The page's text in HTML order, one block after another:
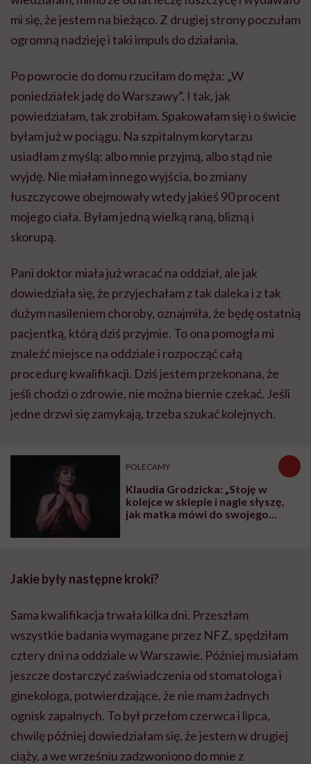
mi się, że jestem na bieżąco. Z drugiej strony poczułam
ogromną nadzieję i taki impuls do działania.
Po powrocie do domu rzuciłam do męża: „W
poniedziałek jadę do Warszawy”. I tak, jak
powiedziałam, tak zrobiłam. Spakowałam się i o świcie
byłam już w pociągu. Na szpitalnym korytarzu
usiadłam z myślą: albo mnie przyjmą, albo stąd nie
wyjdę. Nie miałam innego wyjścia, bo zmiany
łuszczycowe obejmowały wtedy jakieś 90 procent
mojego ciała. Byłam jedną wielką raną, blizną i
skorupą.
Pani doktor miała już wracać na oddział, ale jak
dowiedziała się, że przyjechałam z tak daleka i z tak
dużym nasileniem choroby, oznajmiła, że będę ostatnią
pacjentką, którą dziś przyjmie. To ona pomogła mi
znaleźć miejsce na oddziale i rozpocząć całą
procedurę kwalifikacji. Dziś jestem przekonana, że
jeśli chodzi o zdrowie, nie można biernie czekać. Jeśli
jedne drzwi się zamykają, trzeba szukać kolejnych.
POLECAMY
Klaudia Grodzicka: „Stoję w
kolejce w sklepie i nagle słyszę,
jak matka mówi do swojego
Jakie były następne kroki?
Sama kwalifikacja trwała kilka dni. Przeszłam
wszystkie badania wymagane przez NFZ, spędziłam
cztery dni na oddziale w Warszawie. Później musiałam
jeszcze dostarczyć zaświadczenia od stomatologa i
ginekologa, potwierdzające, że nie mam żadnych
ognisk zapalnych. To był przełom czerwca i lipca,
chwilę później dowiedziałam się, że jestem w drugiej
ciąży, a we wrześniu zadzwoniono do mnie z